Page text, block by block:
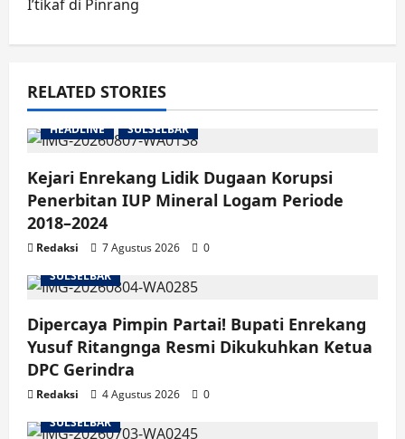
I’tikaf di Pinrang
RELATED STORIES
HEADLINE SULSELBAR
Kejari Enrekang Lidik Dugaan Korupsi
Penerbitan IUP Mineral Logam Periode
2018–2024
Redaksi 7 Agustus 2026
0
SULSELBAR
Dipercaya Pimpin Partai! Bupati Enrekang
Yusuf Ritangnga Resmi Dikukuhkan Ketua
DPC Gerindra
Redaksi 4 Agustus 2026
0
SULSELBAR